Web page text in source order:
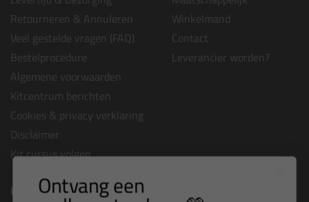
Retourneren & Annuleren
Veel gestelde vragen (FAQ)
Bestelprocedure
Algemene voorwaarden
Kitcentrum berichten
Cookies & privacy verklaring
Disclaimer
Kit cursus volgen
Winkelmand
Contact
Leverancier worden?
ContactOntvang een